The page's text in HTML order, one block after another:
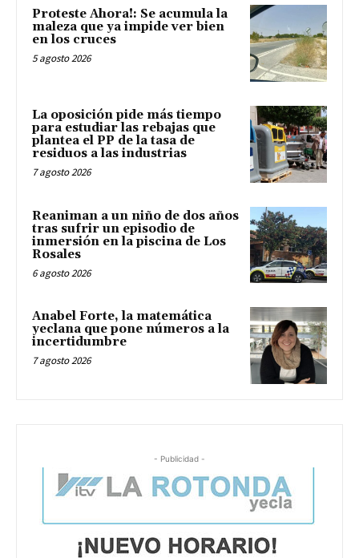
Proteste Ahora!: Se acumula la
maleza que ya impide ver bien
en los cruces
5 agosto 2026
La oposición pide más tiempo
para estudiar las rebajas que
plantea el PP de la tasa de
residuos a las industrias
7 agosto 2026
Reaniman a un niño de dos años
tras sufrir un episodio de
inmersión en la piscina de Los
Rosales
6 agosto 2026
Anabel Forte, la matemática
yeclana que pone números a la
incertidumbre
7 agosto 2026
- Publicidad -